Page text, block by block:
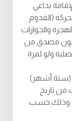
بداعي
(القدوم
والجوازات
مصدق من
ولو لمرة
(ستة أشهر)
تاريخ
وذلك حسب